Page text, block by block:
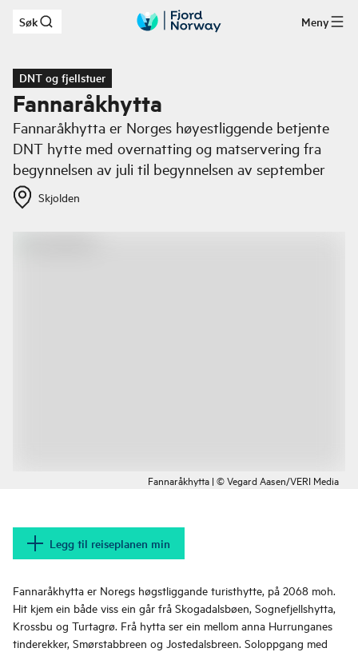
Hopp til hovedinnhold
Søk Meny
DNT og fjellstuer
Fannaråkhytta
Fannaråkhytta er Norges høyestliggende betjente
DNT hytte med overnatting og matservering fra
begynnelsen av juli til begynnelsen av september
Skjolden
Fannaråkhytta | © Vegard Aasen/VERI Media
Legg til reiseplanen min
Fannaråkhytta er Noregs høgstliggande turisthytte, på 2068 moh.
Hit kjem ein både viss ein går frå Skogadalsbøen, Sognefjellshytta,
Krossbu og Turtagrø. Frå hytta ser ein mellom anna Hurrunganes
tinderekker, Smørstabbreen og Jostedalsbreen. Soloppgang med